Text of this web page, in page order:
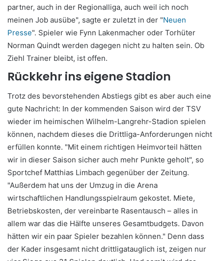
part­ner, auch in der Regionalliga, auch weil ich noch
meinen Job ausübe", sagte er zuletzt in der "Neuen
Presse". Spieler wie Fynn Lakenmacher oder Torhüter
Norman Quindt werden dagegen nicht zu halten sein. Ob
Ziehl Trainer bleibt, ist offen.
Rückkehr ins eigene Stadion
Trotz des bevorstehenden Abstiegs gibt es aber auch eine
gute Nachricht: In der kommenden Saison wird der TSV
wieder im heimischen Wilhelm-Langrehr-Stadion spielen
können, nachdem dieses die Drittliga-Anforderungen nicht
erfüllen konnte. "Mit einem richtigen Heimvorteil hätten
wir in dieser Saison sicher auch mehr Punkte geholt", so
Sportchef Matthias Limbach gegenüber der Zeitung.
"Außerdem hat uns der Umzug in die Arena
wirtschaftlichen Handlungsspielraum gekostet. Miete,
Betriebskosten, der vereinbarte Rasentausch – alles in
allem war das die Hälfte unseres Gesamtbudgets. Davon
hätten wir ein paar Spieler bezahlen können." Denn dass
der Kader insgesamt nicht drittligatauglich ist, zeigen nur